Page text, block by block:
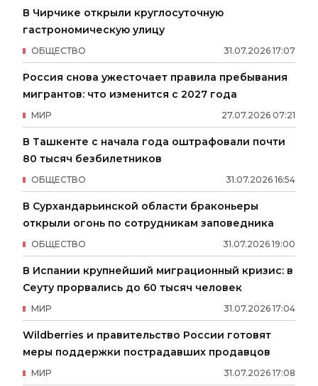
В Чирчике открыли круглосуточную
гастрономическую улицу
31.07.2026 17:07
ОБЩЕСТВО
Россия снова ужесточает правила пребывания
мигрантов: что изменится с 2027 года
27.07.2026 07:21
МИР
В Ташкенте с начала года оштрафовали почти
80 тысяч безбилетников
31.07.2026 16:54
ОБЩЕСТВО
В Сурхандарьинской области браконьеры
открыли огонь по сотрудникам заповедника
31.07.2026 19:00
ОБЩЕСТВО
В Испании крупнейший миграционный кризис: в
Сеуту прорвались до 60 тысяч человек
31.07.2026 17:04
МИР
Wildberries и правительство России готовят
меры поддержки пострадавших продавцов
31.07.2026 17:08
МИР